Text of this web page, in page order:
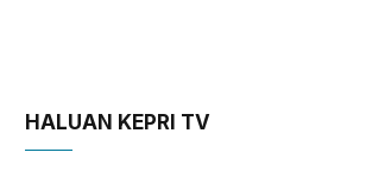
HALUAN KEPRI TV